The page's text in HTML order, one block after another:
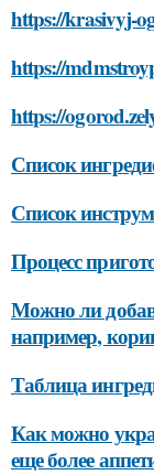
https://krasivyj-
https://
https://
Список
Список
Процесс
Можно ли
например,
Таблица
Как можно
еще более